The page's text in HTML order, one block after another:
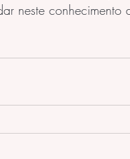
neste conhecimento